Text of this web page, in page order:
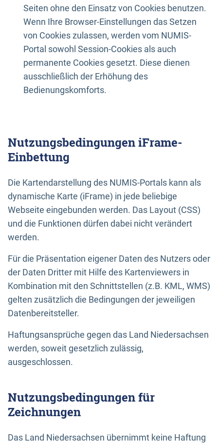
Seiten ohne den Einsatz von Cookies benutzen.
Wenn Ihre Browser-Einstellungen das Setzen
von Cookies zulassen, werden vom NUMIS-
Portal sowohl Session-Cookies als auch
permanente Cookies gesetzt. Diese dienen
ausschließlich der Erhöhung des
Bedienungskomforts.
Nutzungsbedingungen iFrame-
Einbettung
Die Kartendarstellung des NUMIS-Portals kann als
dynamische Karte (iFrame) in jede beliebige
Webseite eingebunden werden. Das Layout (CSS)
und die Funktionen dürfen dabei nicht verändert
werden.
Für die Präsentation eigener Daten des Nutzers oder
der Daten Dritter mit Hilfe des Kartenviewers in
Kombination mit den Schnittstellen (z.B. KML, WMS)
gelten zusätzlich die Bedingungen der jeweiligen
Datenbereitsteller.
Haftungsansprüche gegen das Land Niedersachsen
werden, soweit gesetzlich zulässig,
ausgeschlossen.
Nutzungsbedingungen für
Zeichnungen
Das Land Niedersachsen übernimmt keine Haftung